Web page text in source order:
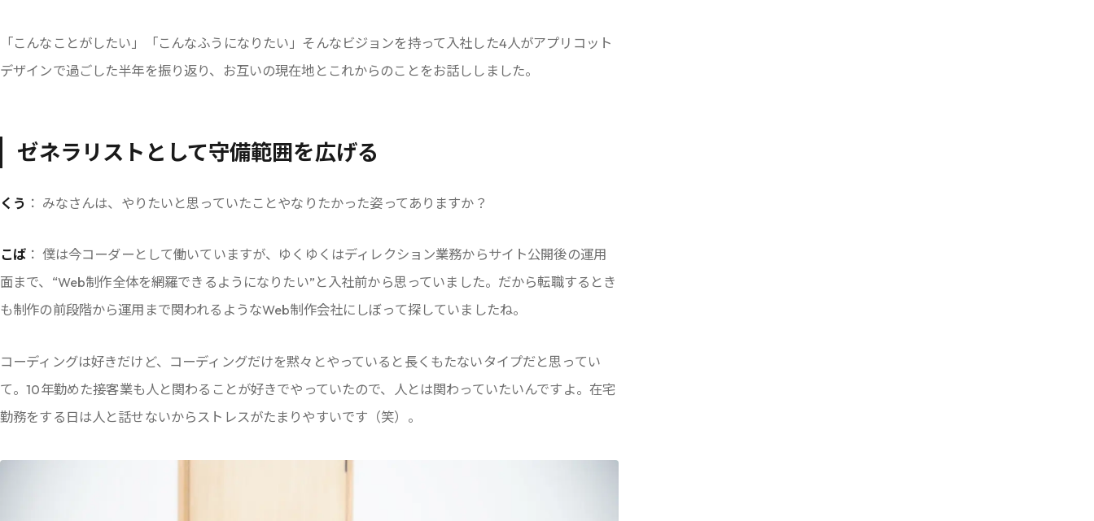
「こんなことがしたい」「こんなふうになりたい」そんなビジョンを持って入社した4人がアプリコット
デザインで過ごした半年を振り返り、お互いの現在地とこれからのことをお話ししました。
ゼネラリストとして守備範囲を広げる
くう ： みなさんは、やりたいと思っていたことやなりたかった姿ってありますか？
こば ： 僕は今コーダーとして働いていますが、ゆくゆくはディレクション業務からサイト公開後の運用
面まで、“Web制作全体を網羅できるようになりたい”と入社前から思っていました。だから転職するとき
も制作の前段階から運用まで関われるようなWeb制作会社にしぼって探していましたね。
コーディングは好きだけど、コーディングだけを黙々とやっていると長くもたないタイプだと思ってい
て。10年勤めた接客業も人と関わることが好きでやっていたので、人とは関わっていたいんですよ。在宅
勤務をする日は人と話せないからストレスがたまりやすいです（笑）。